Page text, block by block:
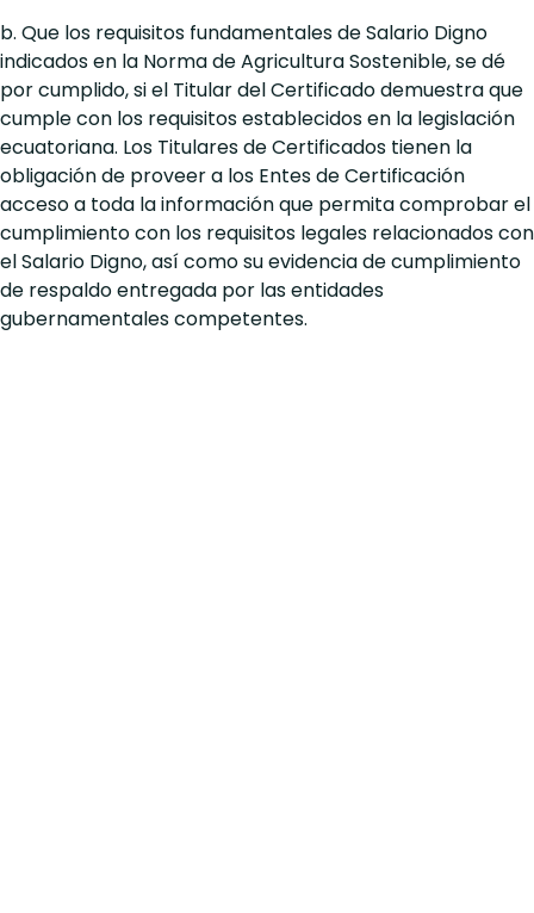
b. Que los requisitos fundamentales de Salario Digno
indicados en la Norma de Agricultura Sostenible, se dé
por cumplido, si el Titular del Certificado demuestra que
cumple con los requisitos establecidos en la legislación
ecuatoriana. Los Titulares de Certificados tienen la
obligación de proveer a los Entes de Certificación
acceso a toda la información que permita comprobar el
cumplimiento con los requisitos legales relacionados con
el Salario Digno, así como su evidencia de cumplimiento
de respaldo entregada por las entidades
gubernamentales competentes.